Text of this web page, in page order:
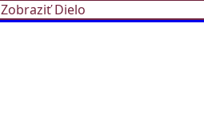
Zobraziť Dielo